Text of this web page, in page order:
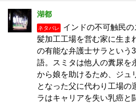
湖都
ネタバレ
インドの不可触民
髪加工工場を営む家に生ま
の有能な弁護士サラという
語。スミタは他人の糞尿を
から娘を助けるため、ジュ
となった父に代わり工場の
ラはキャリアを失い乳癌と